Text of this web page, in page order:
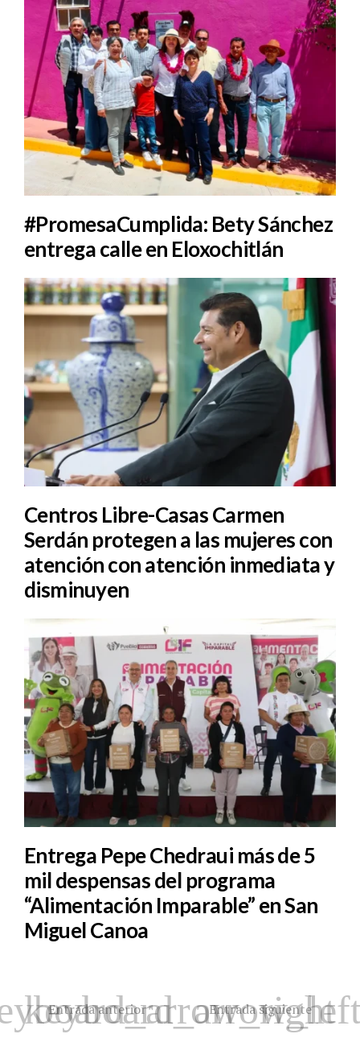
#PromesaCumplida: Bety Sánchez
entrega calle en Eloxochitlán
Centros Libre-Casas Carmen
Serdán protegen a las mujeres con
atención con atención inmediata y
disminuyen
Entrega Pepe Chedraui más de 5
mil despensas del programa
“Alimentación Imparable” en San
Miguel Canoa
Entrada anterior Entrada siguiente